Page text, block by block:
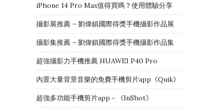
iPhone 14 Pro Max值得買嗎？使用體驗分享
攝影展推薦 – 劉偉鎮國際得獎手機攝影作品展
攝影集推薦 – 劉偉鎮國際得獎手機攝影作品集
超強攝影力手機推薦 HUAWEI P40 Pro
內置大量背景音樂的免費手機剪片app《Quik》
超強多功能手機剪片app－《InShot》